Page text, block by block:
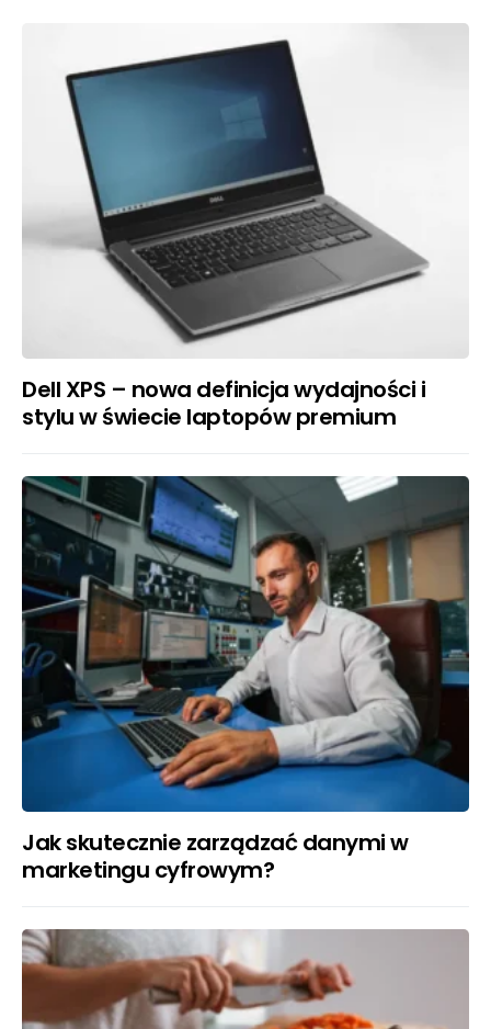
Dell XPS – nowa definicja wydajności i
stylu w świecie laptopów premium
Jak skutecznie zarządzać danymi w
marketingu cyfrowym?